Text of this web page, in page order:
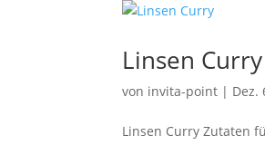
Linsen Curry
von invita-point | Dez.
Linsen Curry Zutaten